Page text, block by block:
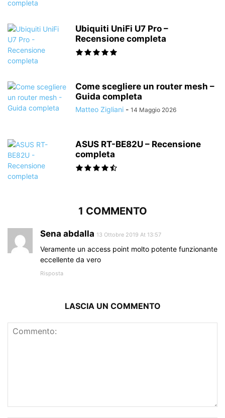
Ubiquiti UniFi U7 Pro –
Recensione completa
Come scegliere un router mesh –
Guida completa
Matteo Zigliani - 14 Maggio 2026
ASUS RT-BE82U – Recensione
completa
1 COMMENTO
Sena abdalla 13 Ottobre 2019 At 13:57
Veramente un access point molto potente funzionante
eccellente da vero
Risposta
LASCIA UN COMMENTO